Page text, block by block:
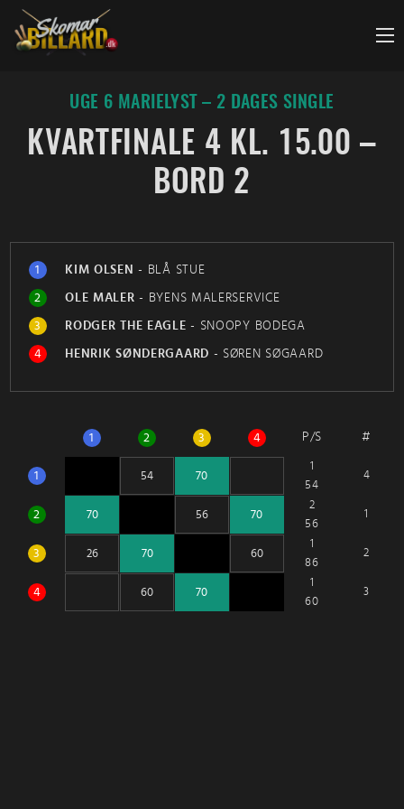
Fortsæt
indhold
UGE 6 MARIELYST – 2 DAGES SINGLE
KVARTFINALE 4 KL. 15.00 –
BORD 2
1 KIM OLSEN- BLÅ STUE
2
OLE MALER - BYENS MALERSERVICE
3
RODGER THE EAGLE - SNOOPY BODEGA
4
HENRIK SØNDERGAARD - SØREN SØGAARD
1 2 3 4 P/S #
1
1
54
4
2
2
56
1
3
1
86
2
4
1
60
3